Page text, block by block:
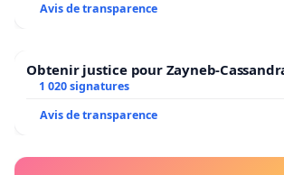
Avis de transparence
Obtenir justice pour Zayneb-
1 020 signatures
Avis de transparence